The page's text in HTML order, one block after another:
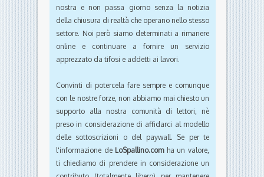
nostra e non passa giorno senza la notizia
della chiusura di realtà che operano nello stesso
settore. Noi però siamo determinati a rimanere
online e continuare a fornire un servizio
apprezzato da tifosi e addetti ai lavori.
Convinti di potercela fare sempre e comunque
con le nostre forze, non abbiamo mai chiesto un
supporto alla nostra comunità di lettori, nè
preso in considerazione di affidarci al modello
delle sottoscrizioni o del paywall. Se per te
l'informazione de LoSpallino.comha un valore,
ti chiediamo di prendere in considerazione un